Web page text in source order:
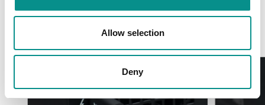
Allow selection
Deny
ander USB-C voedingsapparaat, deze premium, multi-
te leveren voor de eisen van uw digitale leven.